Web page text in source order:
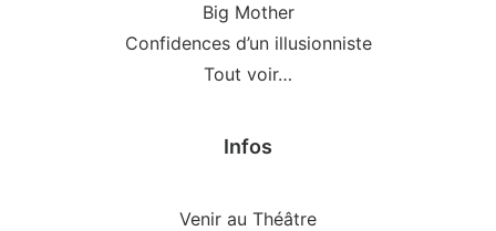
Big Mother
Confidences d’un illusionniste
Tout voir…
Infos
Venir au Théâtre